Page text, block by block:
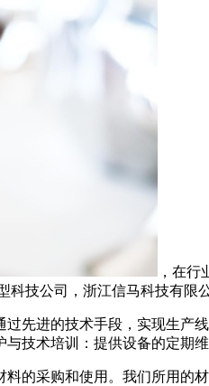
，在
技公司，浙江信马科技有
先进的技术手段，实现生
技术培训：提供设备的定
的采购和使用。我们所用